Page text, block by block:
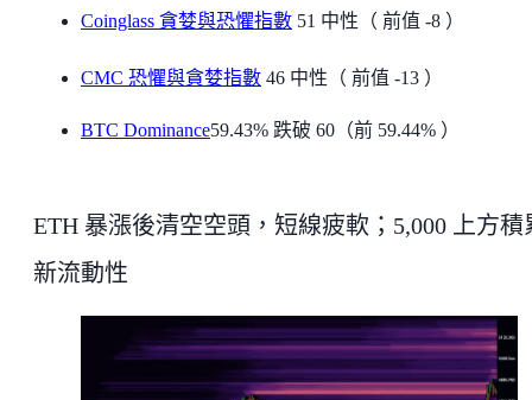
Coinglass 貪婪與恐懼指數 51 中性（ 前值 -8 ）
CMC 恐懼與貪婪指數 46 中性（ 前值 -13 ）
BTC Dominance59.43% 跌破 60（前 59.44% ）
ETH 暴漲後清空空頭，短線疲軟；5,000 上方積
新流動性